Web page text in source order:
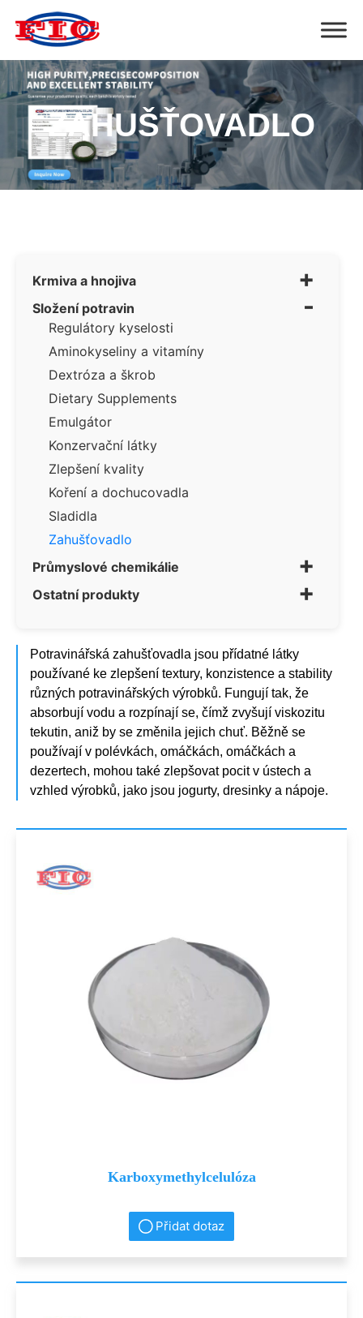
ZAHUŠŤOVADLO
Krmiva a hnojiva +
Složení potravin -
Regulátory kyselosti
Aminokyseliny a vitamíny
Dextróza a škrob
Dietary Supplements
Emulgátor
Konzervační látky
Zlepšení kvality
Koření a dochucovadla
Sladidla
Zahušťovadlo
Průmyslové chemikálie
+
Ostatní produkty +
Potravinářská zahušťovadla jsou přídatné látky
používané ke zlepšení textury, konzistence a stability
různých potravinářských výrobků. Fungují tak, že
absorbují vodu a rozpínají se, čímž zvyšují viskozitu
tekutin, aniž by se změnila jejich chuť. Běžně se
používají v polévkách, omáčkách, omáčkách a
dezertech, mohou také zlepšovat pocit v ústech a
vzhled výrobků, jako jsou jogurty, dresinky a nápoje.
Karboxymethylcelulóza
Přidat dotaz